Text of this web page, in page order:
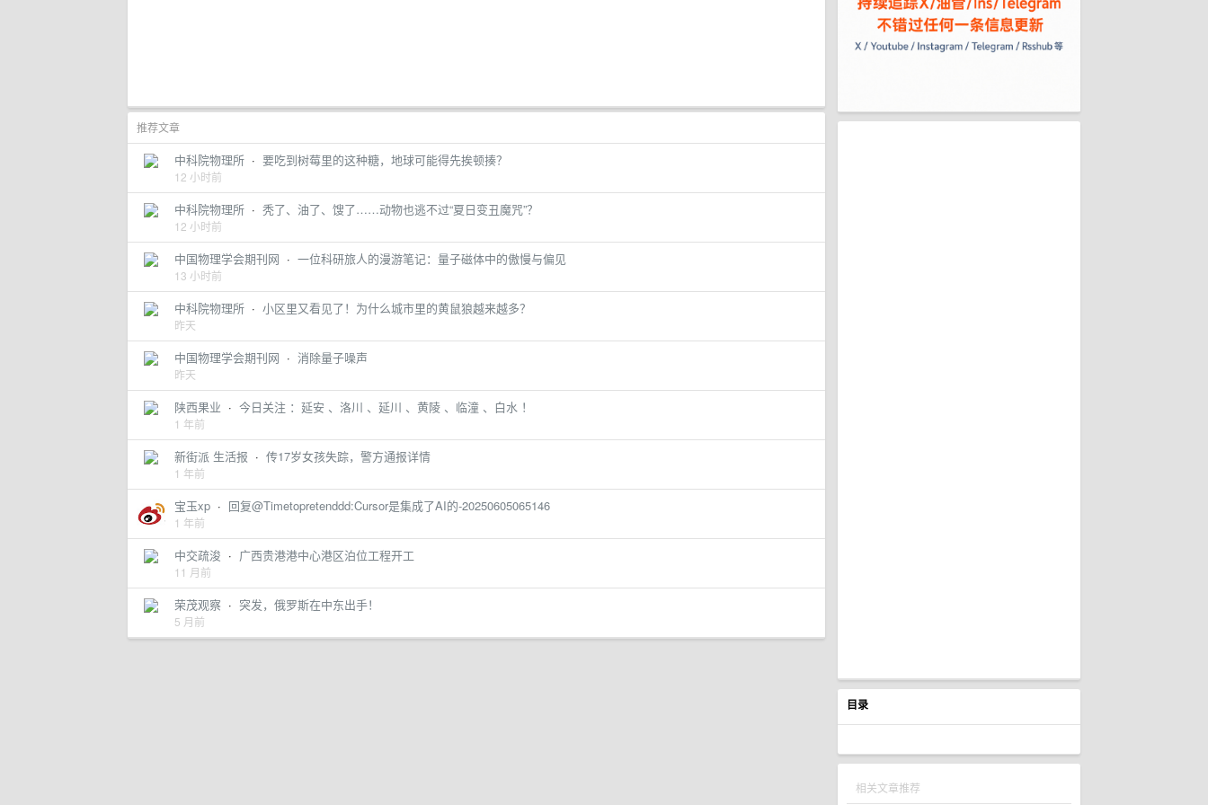
目录
相关文章推荐
推荐文章
中科院物理所 · 要吃到树莓里的这种糖，地球可能得先挨顿揍？
12 小时前
中科院物理所 · 秃了、油了、馊了……动物也逃不过“夏日变丑魔咒”？
12 小时前
中国物理学会期刊网 · 一位科研旅人的漫游笔记：量子磁体中的傲慢与偏见
13 小时前
中科院物理所 · 小区里又看见了！为什么城市里的黄鼠狼越来越多？
昨天
中国物理学会期刊网 · 消除量子噪声
昨天
陕西果业 · 今日关注 ：延安 、洛川 、延川 、黄陵 、临潼 、白水 ！
1 年前
新街派 生活报 · 传17岁女孩失踪，警方通报详情
1 年前
宝玉xp · 回复@Timetopretenddd:Cursor是集成了AI的-20250605065146
1 年前
中交疏浚 · 广西贵港港中心港区泊位工程开工
11 月前
荣茂观察 · 突发，俄罗斯在中东出手！
5 月前